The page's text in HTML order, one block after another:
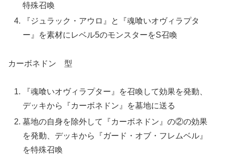
特殊召喚
『ジュラック・アウロ』と『魂喰いオヴィラプタ
ー』を素材にレベル5のモンスターをS召喚
カーボネドン 型
『魂喰いオヴィラプター』を召喚して効果を発動、
デッキから『カーボネドン』を墓地に送る
墓地の自身を除外して『カーボネドン』の②の効果
を発動、デッキから『ガード・オブ・フレムベル』
を特殊召喚